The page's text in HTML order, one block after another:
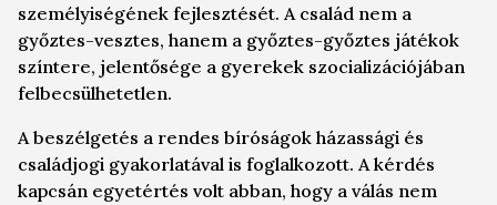
személyiségének fejlesztését. A család nem a
győztes-vesztes, hanem a győztes-győztes játékok
színtere, jelentősége a gyerekek szocializációjában
felbecsülhetetlen.
A beszélgetés a rendes bíróságok házassági és
családjogi gyakorlatával is foglalkozott. A kérdés
kapcsán egyetértés volt abban, hogy a válás nem